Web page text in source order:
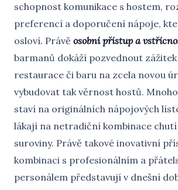
schopnost komunikace s hostem,
preferencí a doporučení nápoje,
osloví. Právě osobní přístup a
barmanů dokáží pozvednout zážitek
restaurace či baru na zcela novou
vybudovat tak věrnost hostů.
staví na originálních nápojových
lákají na netradiční kombinace
suroviny. Právě takové inovativní
kombinaci s profesionálním a
personálem představují v dnešní